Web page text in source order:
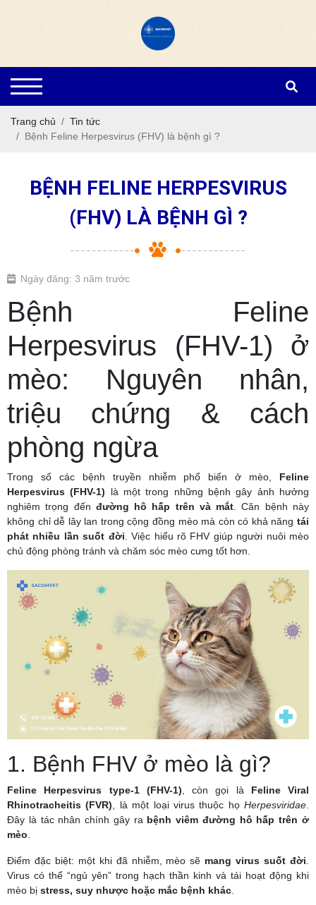
Trang chủ
Tin tức
Bệnh Feline Herpesvirus (FHV) là bệnh gì ?
BỆNH FELINE HERPESVIRUS
(FHV) LÀ BỆNH GÌ ?
Ngày đăng: 3 năm trước
Bệnh Feline
Herpesvirus (FHV-1) ở
mèo: Nguyên nhân,
triệu chứng & cách
phòng ngừa
Trong số các bệnh truyền nhiễm phổ biến ở mèo, Feline
Herpesvirus (FHV-1) là một trong những bệnh gây ảnh hưởng
nghiêm trọng đến đường hô hấp trên và mắt . Căn bệnh này
không chỉ dễ lây lan trong cộng đồng mèo mà còn có khả năng tái
phát nhiều lần suốt đời . Việc hiểu rõ FHV giúp người nuôi mèo
chủ động phòng tránh và chăm sóc mèo cưng tốt hơn.
1. Bệnh FHV ở mèo là gì?
Feline Herpesvirus type-1 (FHV-1) , còn gọi là Feline Viral
Rhinotracheitis (FVR) , là một loại virus thuộc họ Herpesviridae
Đây là tác nhân chính gây ra bệnh viêm đường hô hấp trên ở
mèo
Điểm đặc biệt: một khi đã nhiễm, mèo sẽ mang virus suốt đời
Virus có thể “ngủ yên” trong hạch thần kinh và tái hoạt động khi
mèo bị stress, suy nhược hoặc mắc bệnh khác